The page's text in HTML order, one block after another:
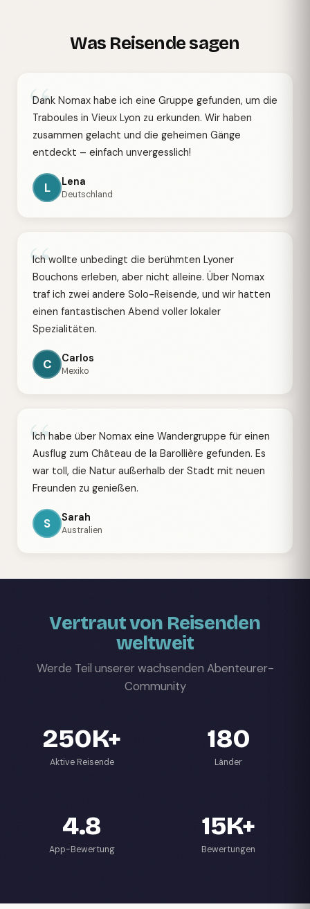
Was Reisende sagen
“
Dank Nomax habe ich eine Gruppe gefunden, um die
Traboules in Vieux Lyon zu erkunden. Wir haben
zusammen gelacht und die geheimen Gänge
entdeckt – einfach unvergesslich!
L Lena
Deutschland
“
Ich wollte unbedingt die berühmten Lyoner
Bouchons erleben, aber nicht alleine. Über Nomax
traf ich zwei andere Solo-Reisende, und wir hatten
einen fantastischen Abend voller lokaler
Spezialitäten.
C Carlos
Mexiko
“
Ich habe über Nomax eine Wandergruppe für einen
Ausflug zum Château de la Barollière gefunden. Es
war toll, die Natur außerhalb der Stadt mit neuen
Freunden zu genießen.
S Sarah
Australien
Vertraut von Reisenden
weltweit
Werde Teil unserer wachsenden Abenteurer-
Community
250K+
Aktive Reisende
180
Länder
4.8
App-Bewertung
15K+
Bewertungen